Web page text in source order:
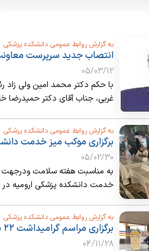
به گزارش روابط عمومی دانشکده پزشکی
انتصاب جدید سرپرست
05/03/12
با حکم دکتر محمد امین ولی زاد
غربی، جناب آقای دکتر
به گزارش روابط عمومی دانشکده پزشکی
برگزاری موکب میز خدمت
05/02/30
به مناسبت هفته سلامت ودرجهت
خدمت دانشکده پزشکی ارومیه در
موکب پاسخگویی در خصوص
ومراجعین ارئه شد. (روابط عمومی
به گزارش روابط عمومی دانشکده پزشکی
برگزاری مراسم گرامیداشت ۲۲ بهمن
04/11/28